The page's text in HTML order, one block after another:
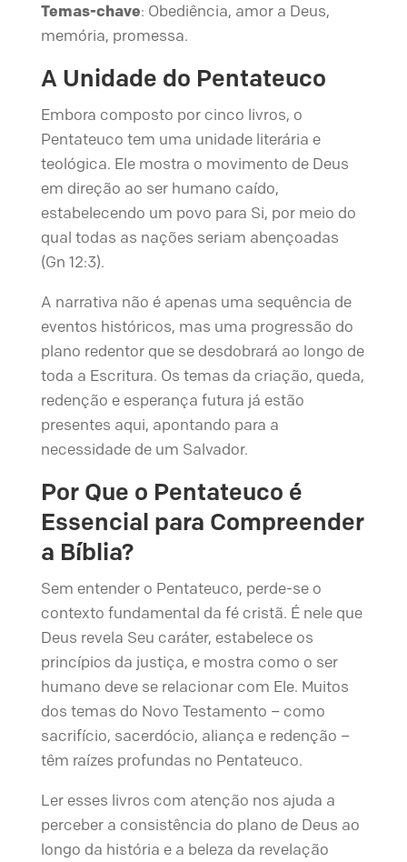
Temas-chave: Obediência, amor a Deus,
memória, promessa.
A Unidade do Pentateuco
Embora composto por cinco livros, o
Pentateuco tem uma unidade literária e
teológica. Ele mostra o movimento de Deus
em direção ao ser humano caído,
estabelecendo um povo para Si, por meio do
qual todas as nações seriam abençoadas
(Gn 12:3).
A narrativa não é apenas uma sequência de
eventos históricos, mas uma progressão do
plano redentor que se desdobrará ao longo de
toda a Escritura. Os temas da criação, queda,
redenção e esperança futura já estão
presentes aqui, apontando para a
necessidade de um Salvador.
Por Que o Pentateuco é
Essencial para Compreender
a Bíblia?
Sem entender o Pentateuco, perde-se o
contexto fundamental da fé cristã. É nele que
Deus revela Seu caráter, estabelece os
princípios da justiça, e mostra como o ser
humano deve se relacionar com Ele. Muitos
dos temas do Novo Testamento – como
sacrifício, sacerdócio, aliança e redenção –
têm raízes profundas no Pentateuco.
Ler esses livros com atenção nos ajuda a
perceber a consistência do plano de Deus ao
longo da história e a beleza da revelação